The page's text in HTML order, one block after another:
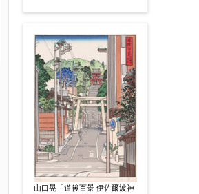
その他
絵の画面サイズ 【任意】
体裁 【任意】
額装
軸装
その他
山口晃「道後百景 伊佐爾波神